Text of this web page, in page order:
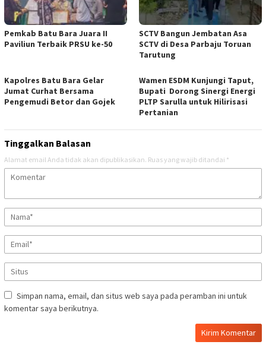
Pemkab Batu Bara Juara II
Paviliun Terbaik PRSU ke-50
SCTV Bangun Jembatan Asa
SCTV di Desa Parbaju Toruan
Tarutung
Kapolres Batu Bara Gelar
Jumat Curhat Bersama
Pengemudi Betor dan Gojek
Wamen ESDM Kunjungi Taput,
Bupati Dorong Sinergi Energi
PLTP Sarulla untuk Hilirisasi
Pertanian
Tinggalkan Balasan
Alamat email Anda tidak akan dipublikasikan. Ruas yang wajib ditandai *
Simpan nama, email, dan situs web saya pada peramban ini untuk
komentar saya berikutnya.